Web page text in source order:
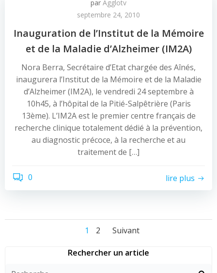
par Agglotv
septembre 24, 2010
Inauguration de l’Institut de la Mémoire
et de la Maladie d’Alzheimer (IM2A)
Nora Berra, Secrétaire d’Etat chargée des Aînés,
inaugurera l’Institut de la Mémoire et de la Maladie
d’Alzheimer (IM2A), le vendredi 24 septembre à
10h45, à l’hôpital de la Pitié-Salpêtrière (Paris
13ème). L’IM2A est le premier centre français de
recherche clinique totalement dédié à la prévention,
au diagnostic précoce, à la recherche et au
traitement de […]
0 lire plus
Navigation
des
Navigation
des
Page
1 Page
2
Navigation
des
Suivant
Rechercher un article